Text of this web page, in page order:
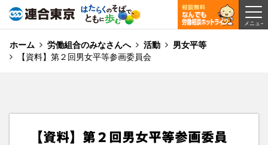
ホーム 労働組合のみなさんへ 活動
男女平等
【資料】第２回男女平等参画委員会
【資料】第２回男女平等参画委員